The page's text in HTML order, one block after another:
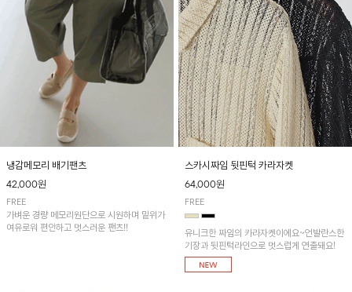
냉감메모리 배기팬츠
42,000원
FREE
가벼운 경량 메모리원단으로 시원하며 밑위가
여유로워 편안하고 멋스러운 팬츠!!
스카시짜임 뒷핀턱 카라자켓
64,000원
FREE
유니크한 짜임의 카라자켓이에요~언발란스한
기장과 뒷핀턱라인으로 멋스럽게 연출돼요!